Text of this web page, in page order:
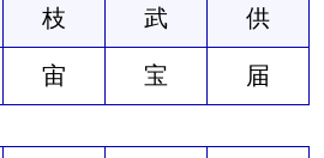
枝 武 供
宙 宝 届